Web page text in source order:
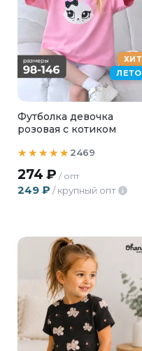
ХИТ
ЛЕТО
Футболка девочка
розовая с котиком
2469
274 ₽ / опт
249 ₽ / крупный опт i